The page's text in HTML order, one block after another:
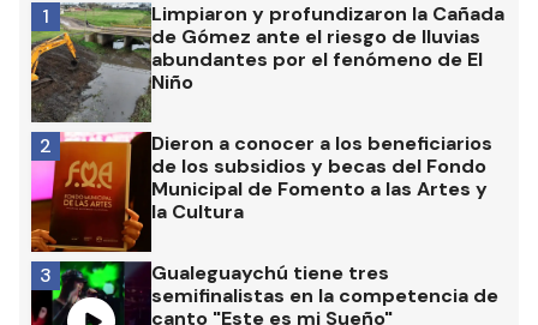
Limpiaron y profundizaron la Cañada
de Gómez ante el riesgo de lluvias
abundantes por el fenómeno de El
Niño
1
Dieron a conocer a los beneficiarios
de los subsidios y becas del Fondo
Municipal de Fomento a las Artes y
la Cultura
2
Gualeguaychú tiene tres
semifinalistas en la competencia de
canto "Este es mi Sueño"
3